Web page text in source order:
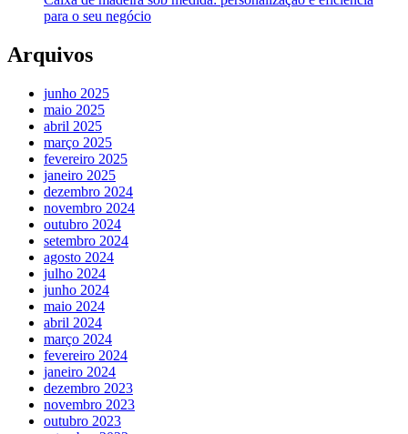
para o seu negócio
Arquivos
junho 2025
maio 2025
abril 2025
março 2025
fevereiro 2025
janeiro 2025
dezembro 2024
novembro 2024
outubro 2024
setembro 2024
agosto 2024
julho 2024
junho 2024
maio 2024
abril 2024
março 2024
fevereiro 2024
janeiro 2024
dezembro 2023
novembro 2023
outubro 2023